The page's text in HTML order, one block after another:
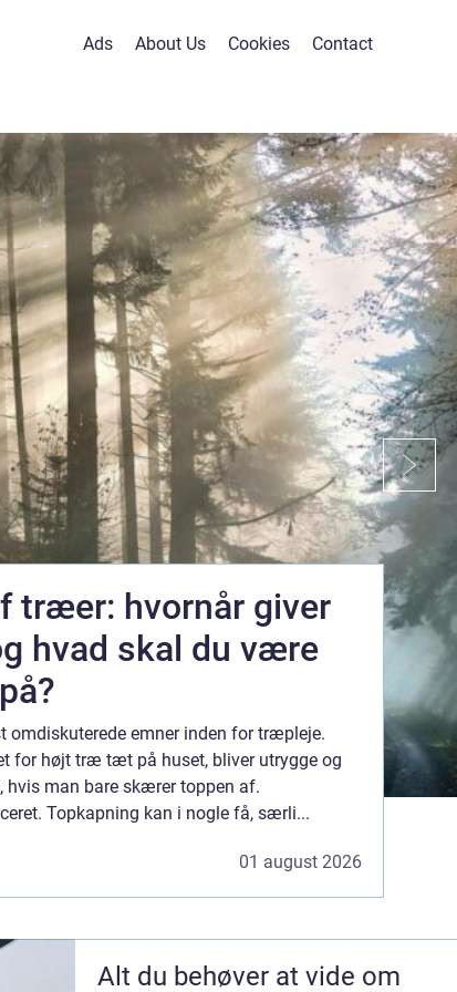
Ads About Us Cookies Contact
træer: hvornår giver
hvad skal du være
omdiskuterede emner inden for træpleje.
for højt træ tæt på huset, bliver utrygge og
hvis man bare skærer toppen af.
Topkapning kan i nogle få, særli...
01 august 2026
Alt du behøver at vide om